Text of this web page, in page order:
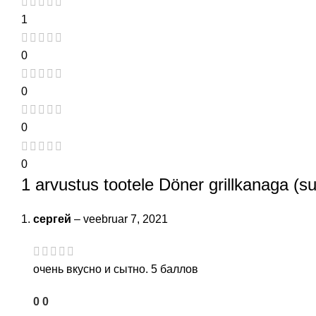
1
0
0
0
0
1 arvustus tootele Döner grillkanaga
сергей – veebruar 7, 2021
очень вкусно и сытно. 5 баллов
0 0